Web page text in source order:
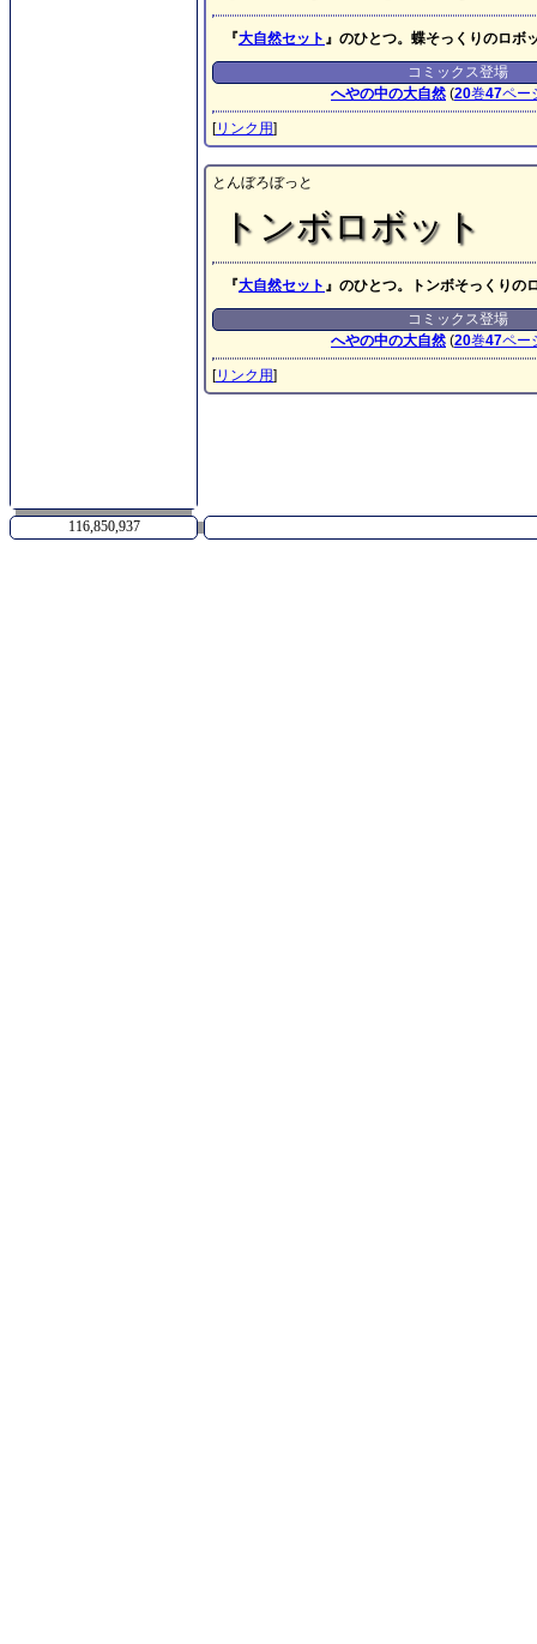
『大自然セット 』のひとつ。蝶そっくりのロボ
コミックス登場
へやの中の大自然 (20巻47ペー
[リンク用]
とんぼろぼっと
トンボロボット
『大自然セット 』のひとつ。トンボそっくりの
コミックス登場
へやの中の大自然 (20巻47ペー
[リンク用]
116,850,937